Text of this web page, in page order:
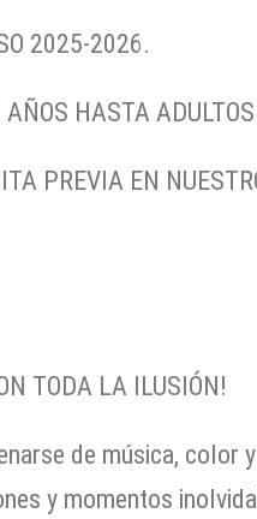
2025-2026.
HASTA ADULTOS
PREVIA EN
TODA LA ILUSIÓN!
de música, color
y momentos